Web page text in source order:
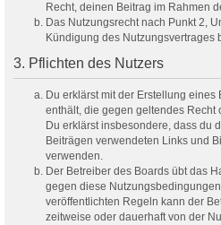
Recht, deinen Beitrag im Rahmen
Das Nutzungsrecht nach Punkt 2,
Kündigung des Nutzungsvertrages
3. Pflichten des Nutzers
Du erklärst mit der Erstellung
enthält, die gegen geltendes Recht
Du erklärst insbesondere, dass du
Beiträgen verwendeten Links und
verwenden.
Der Betreiber des Boards übt das
gegen diese
veröffentlichten Regeln kann der
zeitweise oder dauerhaft von der